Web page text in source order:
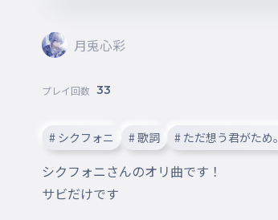
月兎心彩
プレイ回数 33
# シクフォニ # 歌詞 # ただ想う君がため。
シクフォニさんのオリ曲です！
サビだけです